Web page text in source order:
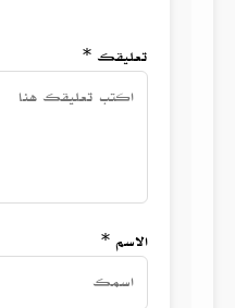
تعليقك *
الاسم *